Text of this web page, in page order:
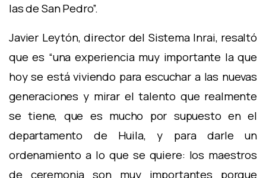
las de San Pedro”.
Javier Leytón, director del Sistema Inrai, resaltó
que es “una experiencia muy importante la que
hoy se está viviendo para escuchar a las nuevas
generaciones y mirar el talento que realmente
se tiene, que es mucho por supuesto en el
departamento de Huila, y para darle un
ordenamiento a lo que se quiere: los maestros
de ceremonia son muy importantes porque